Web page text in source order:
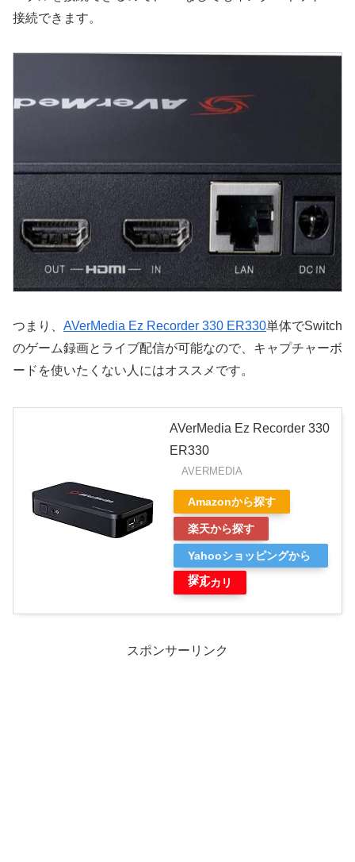
接続できます。
つまり、 AVerMedia Ez Recorder 330 ER330単体でSwitch
のゲーム録画とライブ配信が可能なので、キャプチャーボ
ードを使いたくない人にはオススメです。
AVerMedia Ez Recorder 330
ER330
AVERMEDIA
Amazonから探す
楽天から探す
Yahooショッピングから
探す
メルカリ
スポンサーリンク